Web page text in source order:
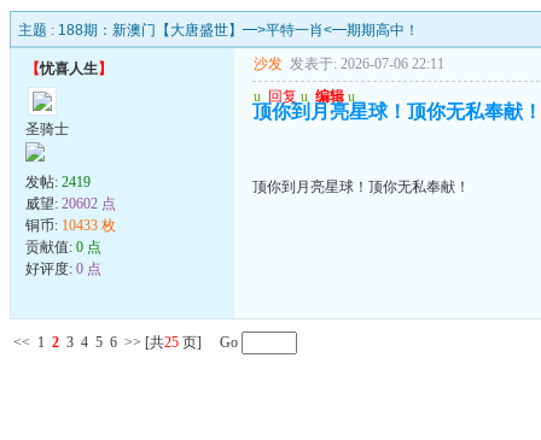
主题 : 188期：新澳门【大唐盛世】━>平特一肖<━期期高中！
【忧喜人生】
圣骑士
发帖: 2419
威望: 20602 点
铜币: 10433 枚
贡献值: 0 点
好评度: 0 点
沙发 发表于: 2026-07-06 22:11
u 回复 u 编辑 u
顶你到月亮星球！顶你无私奉献！
顶你到月亮星球！顶你无私奉献！
<< 1 2 3 4 5 6 >> [共25 页] Go